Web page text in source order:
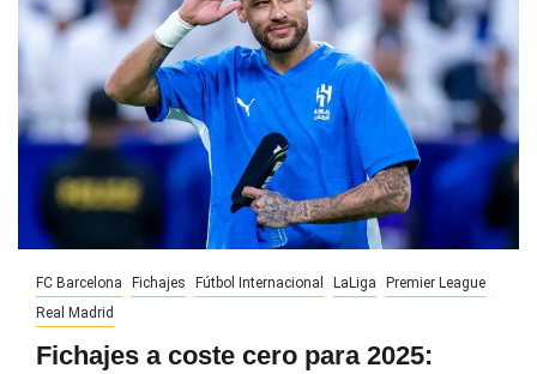
FC Barcelona Fichajes Fútbol Internacional LaLiga
Premier League
Real Madrid
Fichajes a coste cero para 2025: